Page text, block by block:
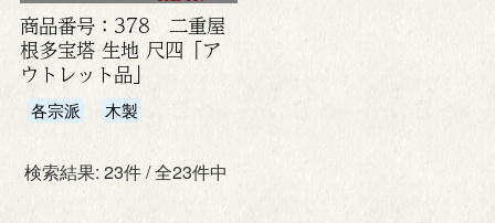
商品番号：378 二重屋
根多宝塔 生地 尺四「ア
ウトレット品」
各宗派 木製
検索結果: 23件 / 全23件中